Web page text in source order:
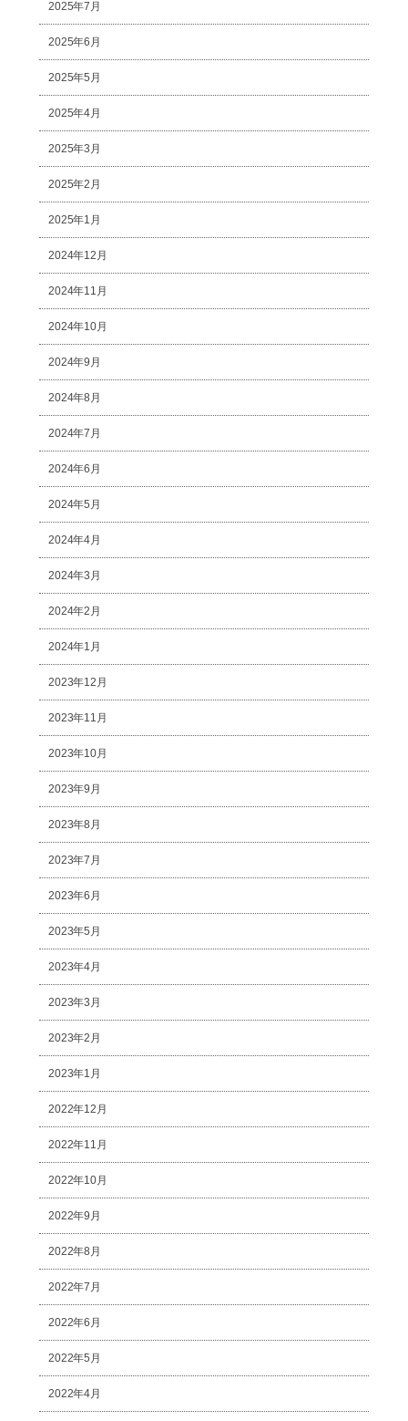
2025年7月
2025年6月
2025年5月
2025年4月
2025年3月
2025年2月
2025年1月
2024年12月
2024年11月
2024年10月
2024年9月
2024年8月
2024年7月
2024年6月
2024年5月
2024年4月
2024年3月
2024年2月
2024年1月
2023年12月
2023年11月
2023年10月
2023年9月
2023年8月
2023年7月
2023年6月
2023年5月
2023年4月
2023年3月
2023年2月
2023年1月
2022年12月
2022年11月
2022年10月
2022年9月
2022年8月
2022年7月
2022年6月
2022年5月
2022年4月